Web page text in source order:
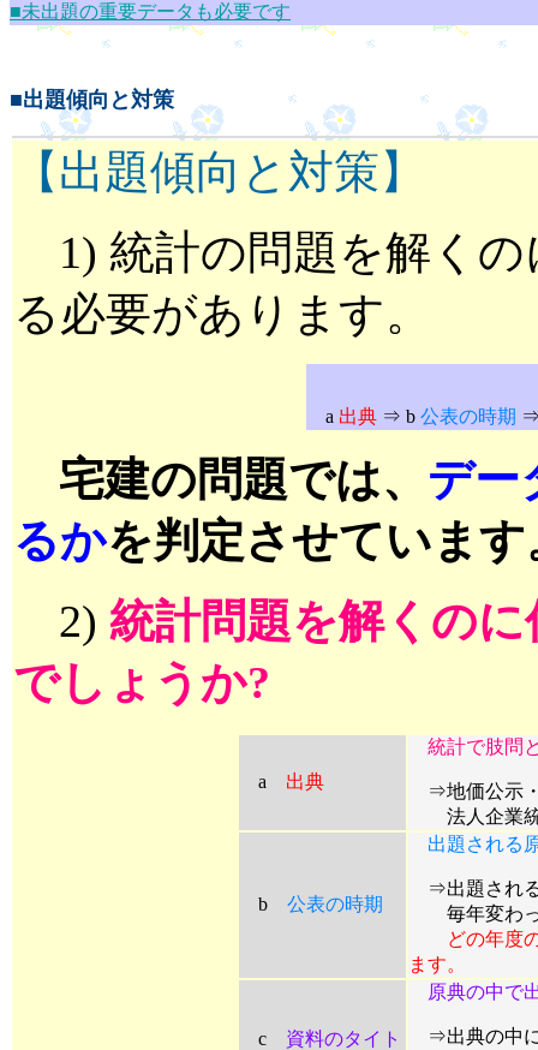
■未出題の重要データも必要です
■出題傾向と対策
【出題傾向と対策】
1) 統計の問題を解くの
る必要があります。
a 出典 ⇒ b 公表の時期
宅建の問題では、 デー
るかを判定させています
2) 統計問題を解くの
でしょうか?
a 出典
統計で肢問
⇒地価公示
法人企業統
b 公表の時期
出題される
⇒出題される
毎年変わ
どの年度
ます。
c 資料のタイト
原典の中で
⇒出典の中に